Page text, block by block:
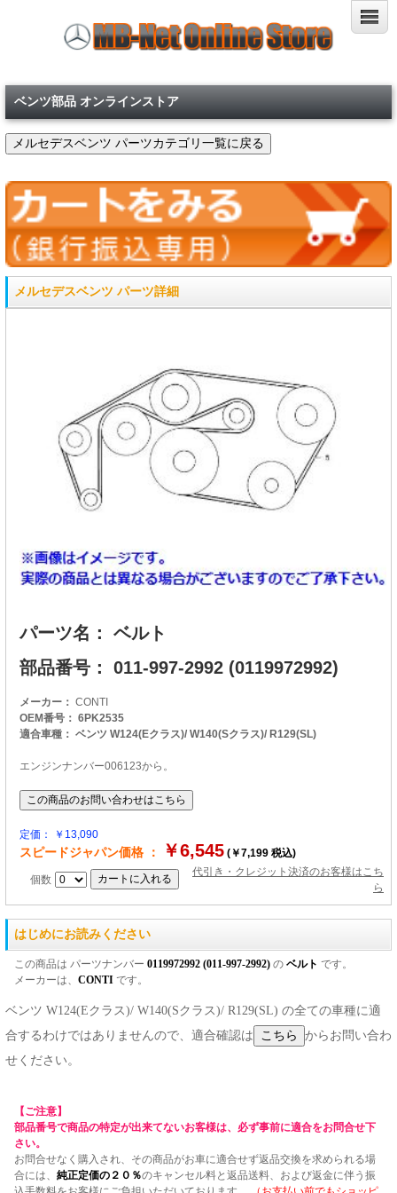
ベンツ部品 オンラインストア
メルセデスベンツ パーツ詳細
パーツ名： ベルト
部品番号： 011-997-2992 (0119972992)
メーカー： CONTI
OEM番号： 6PK2535
適合車種： ベンツ W124(Eクラス)/ W140(Sクラス)/ R129(SL)
エンジンナンバー006123から。
定価： ￥13,090
スピードジャパン価格 ： ￥6,545 (￥7,199 税込)
個数
代引き・クレジット決済のお客様はこち
ら
はじめにお読みください
この商品は パーツナンバー 0119972992 (011-997-2992) の ベルト です。
メーカーは、 CONTI です。
ベンツ W124(Eクラス)/ W140(Sクラス)/ R129(SL) の全ての車種に適
合するわけではありませんので、適合確認は
からお問い合わ
せください。
【ご注意】
部品番号で商品の特定が出来てないお客様は、必ず事前に適合をお問合せ下
さい。
お問合せなく購入され、その商品がお車に適合せず返品交換を求められる場
合には、 純正定価の２０％のキャンセル料と返品送料、および返金に伴う振